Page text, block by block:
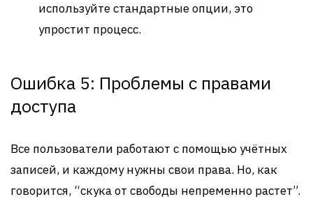
используйте стандартные опции, это
упростит процесс.
Ошибка 5: Проблемы с правами
доступа
Все пользователи работают с помощью учётных
записей, и каждому нужны свои права. Но, как
говорится, “скука от свободы непременно растет”.